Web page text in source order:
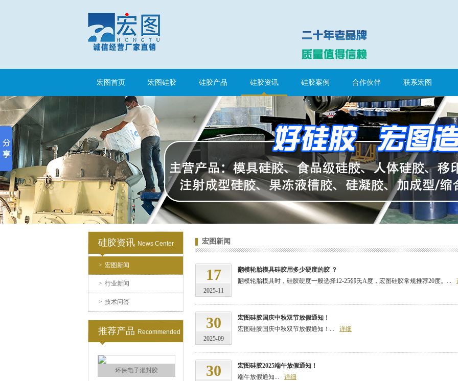
宏图首页 宏图硅胶 硅胶产品 硅胶资讯 硅胶案例 合作伙伴 联系宏图
硅胶资讯 News Center
> 宏图新闻
> 行业新闻
> 技术问答
推荐产品 Recommended
手板硅胶
高效过滤器液槽胶
果冻胶 宏图新闻
17
2025-11
翻模轮胎模具硅胶用多少硬度的胶 ？
翻模轮胎模具时，硅胶硬度一般选择12-25邵氏A度，宏图硅胶常规推荐20度。...
30
2025-09
宏图硅胶国庆中秋双节放假通知！
宏图硅胶国庆中秋双节放假通知！...
详细
30
宏图硅胶2025端午放假通知！
端午放假通知...
详细